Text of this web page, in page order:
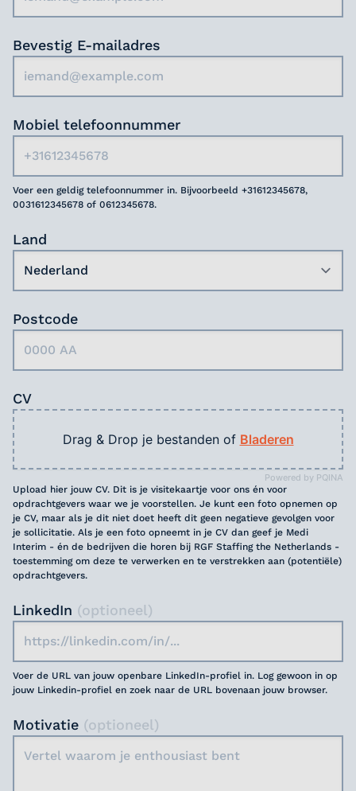
Bevestig E-mailadres
Mobiel telefoonnummer
Voer een geldig telefoonnummer in. Bijvoorbeeld +31612345678,
0031612345678 of 0612345678.
Land
Postcode
CV
Powered by PQINA
Drag & Drop je bestanden of Bladeren
Upload hier jouw CV. Dit is je visitekaartje voor ons én voor
opdrachtgevers waar we je voorstellen. Je kunt een foto opnemen op
je CV, maar als je dit niet doet heeft dit geen negatieve gevolgen voor
je sollicitatie. Als je een foto opneemt in je CV dan geef je Medi
Interim - én de bedrijven die horen bij RGF Staffing the Netherlands -
toestemming om deze te verwerken en te verstrekken aan (potentiële)
opdrachtgevers.
LinkedIn (optioneel)
Voer de URL van jouw openbare LinkedIn-profiel in. Log gewoon in op
jouw Linkedin-profiel en zoek naar de URL bovenaan jouw browser.
Motivatie (optioneel)